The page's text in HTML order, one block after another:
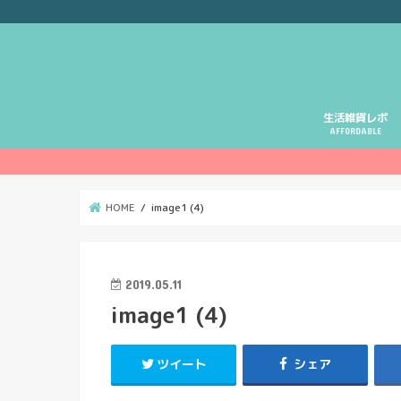
生活雑貨レポ
AFFORDABLE
HOME image1 (4)
2019.05.11
image1 (4)
ツイート シェア